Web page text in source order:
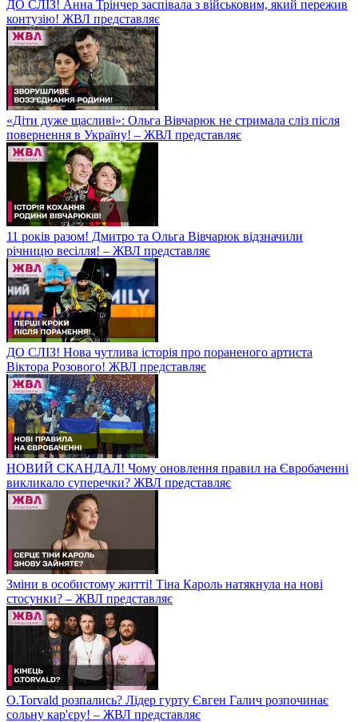
ДО СЛІЗ! Анна Трінчер заспівала з військовим, який пережив
контузію! ЖВЛ представляє
«Діти дуже щасливі»: Ольга Вівчарюк не стримала сліз після
повернення в Україну! – ЖВЛ представляє
11 років разом! Дмитро та Ольга Вівчарюк відзначили
річницю весілля! – ЖВЛ представляє
ДО СЛІЗ! Нова чутлива історія про пораненого артиста
Віктора Розового! ЖВЛ представляє
НОВИЙ СКАНДАЛ! Чому оновлення правил на Євробаченні
викликало суперечки? ЖВЛ представляє
Зміни в особистому житті! Тіна Кароль натякнула на нові
стосунки? – ЖВЛ представляє
O.Torvald розпались? Лідер гурту Євген Галич розпочинає
сольну кар'єру! – ЖВЛ представляє